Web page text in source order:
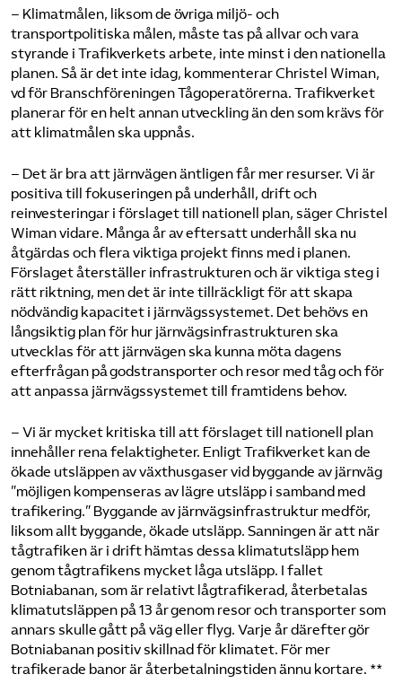
– Klimatmålen, liksom de övriga miljö- och
transportpolitiska målen, måste tas på allvar och vara
styrande i Trafikverkets arbete, inte minst i den nationella
planen. Så är det inte idag, kommenterar Christel Wiman,
vd för Branschföreningen Tågoperatörerna. Trafikverket
planerar för en helt annan utveckling än den som krävs för
att klimatmålen ska uppnås.
– Det är bra att järnvägen äntligen får mer resurser. Vi är
positiva till fokuseringen på underhåll, drift och
reinvesteringar i förslaget till nationell plan, säger Christel
Wiman vidare. Många år av eftersatt underhåll ska nu
åtgärdas och flera viktiga projekt finns med i planen.
Förslaget återställer infrastrukturen och är viktiga steg i
rätt riktning, men det är inte tillräckligt för att skapa
nödvändig kapacitet i järnvägssystemet. Det behövs en
långsiktig plan för hur järnvägsinfrastrukturen ska
utvecklas för att järnvägen ska kunna möta dagens
efterfrågan på godstransporter och resor med tåg och för
att anpassa järnvägssystemet till framtidens behov.
– Vi är mycket kritiska till att förslaget till nationell plan
innehåller rena felaktigheter. Enligt Trafikverket kan de
ökade utsläppen av växthusgaser vid byggande av järnväg
”möjligen kompenseras av lägre utsläpp i samband med
trafikering.” Byggande av järnvägsinfrastruktur medför,
liksom allt byggande, ökade utsläpp. Sanningen är att när
tågtrafiken är i drift hämtas dessa klimatutsläpp hem
genom tågtrafikens mycket låga utsläpp. I fallet
Botniabanan, som är relativt lågtrafikerad, återbetalas
klimatutsläppen på 13 år genom resor och transporter som
annars skulle gått på väg eller flyg. Varje år därefter gör
Botniabanan positiv skillnad för klimatet. För mer
trafikerade banor är återbetalningstiden ännu kortare. **